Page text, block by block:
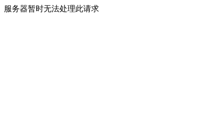
服务器暂时无法处理此请求